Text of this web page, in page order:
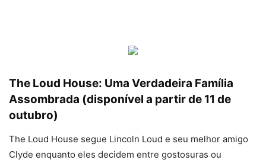
The Loud House: Uma Verdadeira Família
Assombrada (disponível a partir de 11 de
outubro)
The Loud House segue Lincoln Loud e seu melhor amigo
Clyde enquanto eles decidem entre gostosuras ou